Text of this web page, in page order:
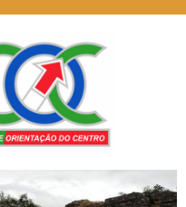
COC – CLUBE DE
ORIENTAÇÃO DO
CENTRO
Da floresta trazemos
muitas histórias para
contar, mas não deixamos
mais que algumas
pegadas